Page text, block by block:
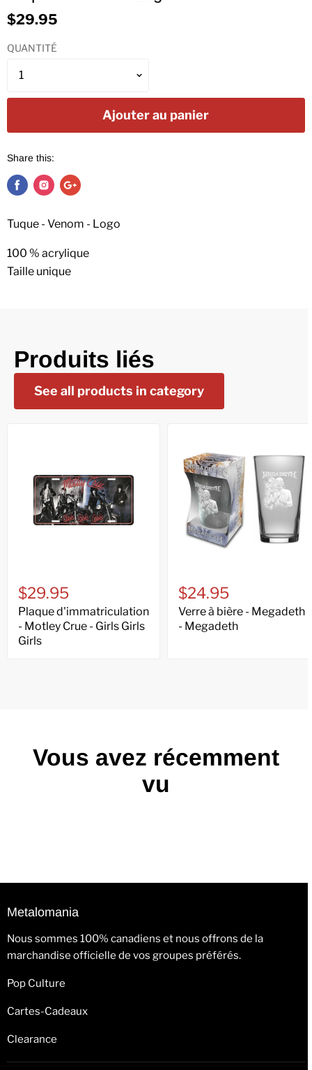
$29.95
QUANTITÉ
Ajouter au panier
Share this:
Tuque - Venom - Logo
100 % acrylique
Taille unique
Produits liés
See all products in category
$29.95
Plaque d'immatriculation
- Motley Crue - Girls Girls
Girls
$24.95
Verre à bière - Megadeth
- Megadeth
Vous avez récemment
vu
Metalomania
Nous sommes 100% canadiens et nous offrons de la
marchandise officielle de vos groupes préférés.
Pop Culture
Cartes-Cadeaux
Clearance